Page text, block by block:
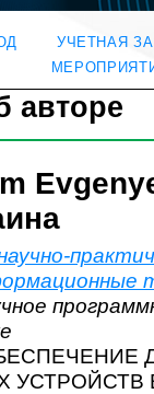
УЧЕТНАЯ
авторе
УСТРОЙСТВ